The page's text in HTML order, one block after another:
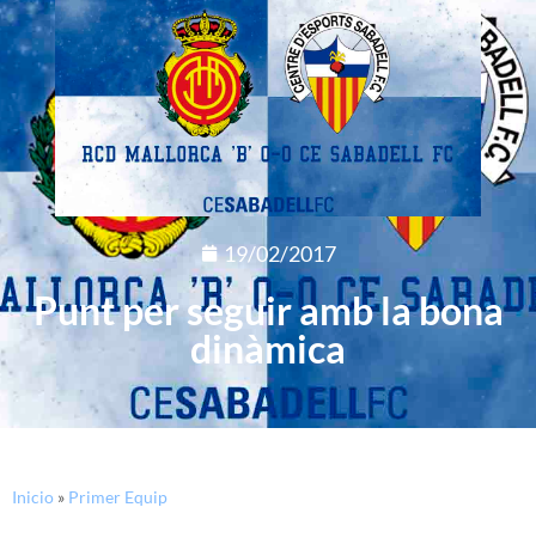
19/02/2017
Punt per seguir amb la bona
dinàmica
Inicio » Primer Equip